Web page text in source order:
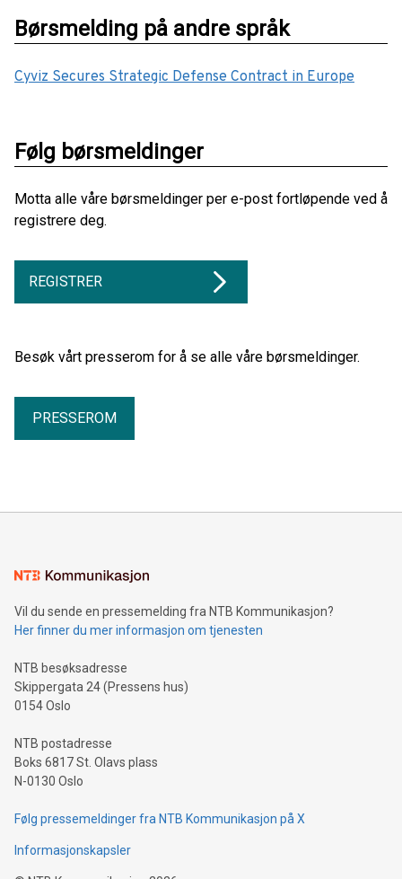
Børsmelding på andre språk
Cyviz Secures Strategic Defense Contract in Europe
Følg børsmeldinger
Motta alle våre børsmeldinger per e-post fortløpende ved å
registrere deg.
REGISTRER
Besøk vårt presserom for å se alle våre børsmeldinger.
PRESSEROM
Vil du sende en pressemelding fra NTB Kommunikasjon?
Her finner du mer informasjon om tjenesten
NTB besøksadresse
Skippergata 24 (Pressens hus)
0154 Oslo
NTB postadresse
Boks 6817 St. Olavs plass
N-0130 Oslo
Følg pressemeldinger fra NTB Kommunikasjon på X
Informasjonskapsler